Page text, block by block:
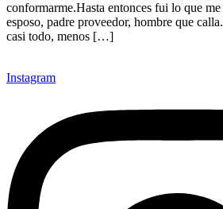
conformarme.Hasta entonces fui lo que
esposo, padre proveedor, hombre que
casi todo, menos […]
Instagram